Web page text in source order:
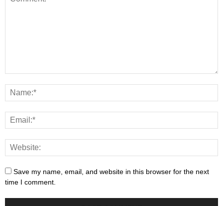
Save my name, email, and website in this browser for the next
time I comment.